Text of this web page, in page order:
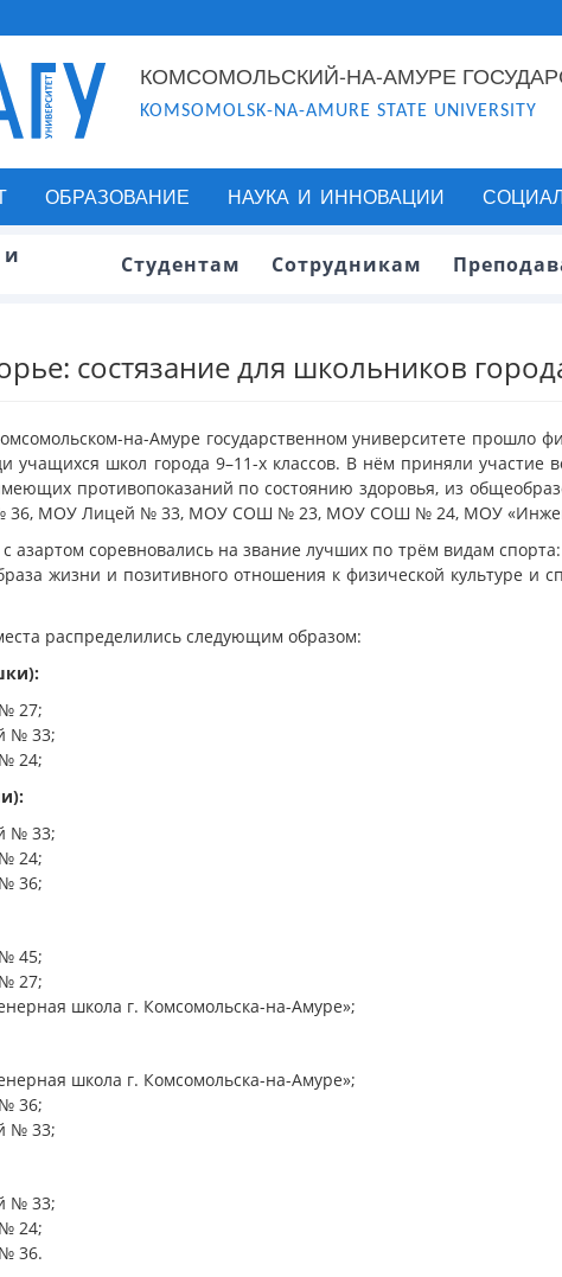
КОМСОМОЛЬСКИЙ-НА-АМУРЕ
KOMSOMOLSK-NA-AMURE STATE UNIVERSITY
ОБРАЗОВАНИЕ НАУКА И ИННОВАЦИИ
Студентам Сотрудникам
состязание для школьников
на-Амуре государственном университете прошло
учащихся школ города 9–11-х классов. В нём приняли
противопоказаний по состоянию здоровья, из
МОУ Лицей № 33, МОУ СОШ № 23, МОУ СОШ № 24, МОУ
азартом соревновались на звание лучших по трём видам
жизни и позитивного отношения к физической культуре и
распределились следующим образом:
27;
№ 33;
24;
№ 33;
24;
36;
45;
27;
школа г. Комсомольска-на-Амуре»;
школа г. Комсомольска-на-Амуре»;
36;
№ 33;
№ 33;
24;
36.